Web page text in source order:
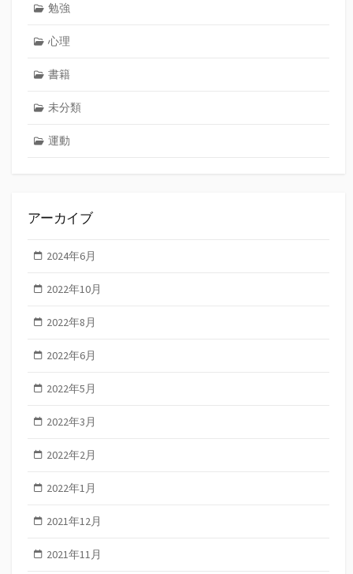
勉強
心理
書籍
未分類
運動
アーカイブ
2024年6月
2022年10月
2022年8月
2022年6月
2022年5月
2022年3月
2022年2月
2022年1月
2021年12月
2021年11月